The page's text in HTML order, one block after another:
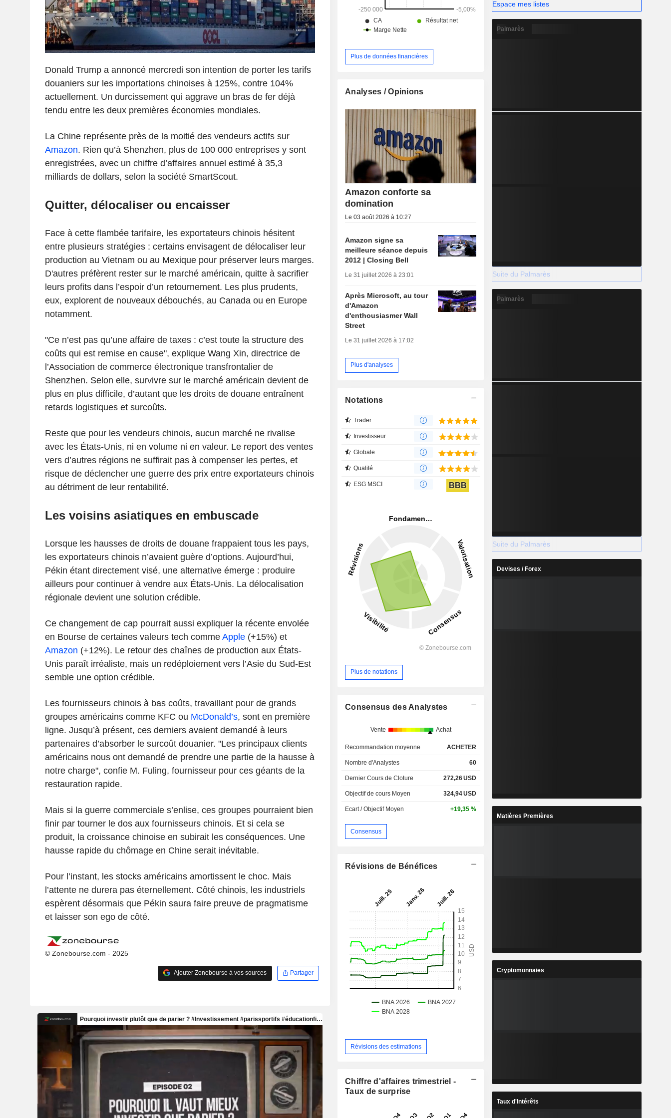
Donald Trump a annoncé mercredi son intention de porter les tarifs
douaniers sur les importations chinoises à 125%, contre 104%
actuellement. Un durcissement qui aggrave un bras de fer déjà
tendu entre les deux premières économies mondiales.
La Chine représente près de la moitié des vendeurs actifs sur
Amazon. Rien qu’à Shenzhen, plus de 100 000 entreprises y sont
enregistrées, avec un chiffre d’affaires annuel estimé à 35,3
milliards de dollars, selon la société SmartScout.
Quitter, délocaliser ou encaisser
Face à cette flambée tarifaire, les exportateurs chinois hésitent
entre plusieurs stratégies : certains envisagent de délocaliser leur
production au Vietnam ou au Mexique pour préserver leurs marges.
D'autres préfèrent rester sur le marché américain, quitte à sacrifier
leurs profits dans l’espoir d’un retournement. Les plus prudents,
eux, explorent de nouveaux débouchés, au Canada ou en Europe
notamment.
"Ce n’est pas qu’une affaire de taxes : c’est toute la structure des
coûts qui est remise en cause", explique Wang Xin, directrice de
l’Association de commerce électronique transfrontalier de
Shenzhen. Selon elle, survivre sur le marché américain devient de
plus en plus difficile, d’autant que les droits de douane entraînent
retards logistiques et surcoûts.
Reste que pour les vendeurs chinois, aucun marché ne rivalise
avec les États-Unis, ni en volume ni en valeur. Le report des ventes
vers d’autres régions ne suffirait pas à compenser les pertes, et
risque de déclencher une guerre des prix entre exportateurs chinois
au détriment de leur rentabilité.
Les voisins asiatiques en embuscade
Lorsque les hausses de droits de douane frappaient tous les pays,
les exportateurs chinois n’avaient guère d’options. Aujourd’hui,
Pékin étant directement visé, une alternative émerge : produire
ailleurs pour continuer à vendre aux États-Unis. La délocalisation
régionale devient une solution crédible.
Ce changement de cap pourrait aussi expliquer la récente envolée
en Bourse de certaines valeurs tech comme Apple(+15%) et
Amazon (+12%). Le retour des chaînes de production aux États-
Unis paraît irréaliste, mais un redéploiement vers l’Asie du Sud-Est
semble une option crédible.
Les fournisseurs chinois à bas coûts, travaillant pour de grands
groupes américains comme KFC ou McDonald’s, sont en première
ligne. Jusqu’à présent, ces derniers avaient demandé à leurs
partenaires d’absorber le surcoût douanier. "Les principaux clients
américains nous ont demandé de prendre une partie de la hausse à
notre charge", confie M. Fuling, fournisseur pour ces géants de la
restauration rapide.
Mais si la guerre commerciale s’enlise, ces groupes pourraient bien
finir par tourner le dos aux fournisseurs chinois. Et si cela se
produit, la croissance chinoise en subirait les conséquences. Une
hausse rapide du chômage en Chine serait inévitable.
Pour l’instant, les stocks américains amortissent le choc. Mais
l’attente ne durera pas éternellement. Côté chinois, les industriels
espèrent désormais que Pékin saura faire preuve de pragmatisme
et laisser son ego de côté.
© Zonebourse.com - 2025
Ajouter Zonebourse à vos sources Partager
Plus de données financières
Analyses / Opinions
Amazon conforte sa
domination
Le 03 août 2026 à 10:27
Amazon signe sa
meilleure séance depuis
2012 | Closing Bell
Le 31 juillet 2026 à 23:01
Après Microsoft, au tour
d'Amazon
d'enthousiasmer Wall
Street
Le 31 juillet 2026 à 17:02
Plus d'analyses
Notations
Trader
Investisseur
Globale
Qualité
ESG MSCI BBB
Plus de notations
Consensus des Analystes
Vente Achat
Recommandation moyenne ACHETER
Nombre d'Analystes 60
Dernier Cours de Cloture 272,26USD
Objectif de cours Moyen 324,94USD
Ecart / Objectif Moyen +19,35 %
Consensus
Révisions de Bénéfices
Révisions des estimations
Chiffre d'affaires trimestriel -
Taux de surprise
Espace mes listes
Palmarès
Suite du Palmarès
Palmarès
Suite du Palmarès
Devises / Forex
Matières Premières
Cryptomonnaies
Taux d'Intérêts